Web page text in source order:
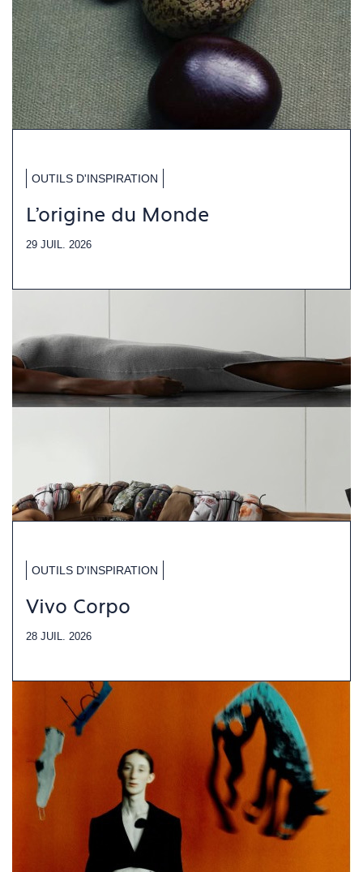
OUTILS D'INSPIRATION
L'origine du Monde
29 JUIL. 2026
OUTILS D'INSPIRATION
Vivo Corpo
28 JUIL. 2026